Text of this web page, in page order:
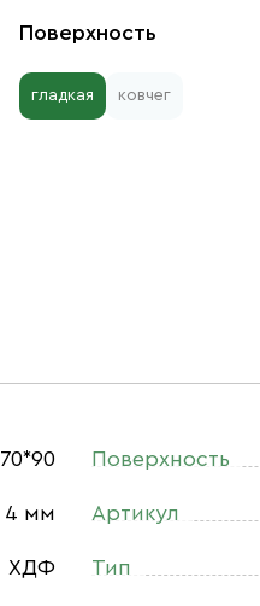
Поверхность
гладкая ковчег
70*90
4 мм
ХДФ
Поверхность
Артикул
Тип